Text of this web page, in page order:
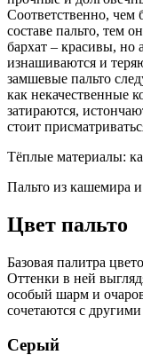
Соответственно, чем
составе пальто, тем
бархат – красивы,
изнашиваются и
замшевые пальто
как некачественные
затираются,
стоит
Тёплые материалы:
Пальто из кашемира
Цвет пальто
Базовая палитра
Оттенки в ней
особый шарм и
сочетаются с
Серый